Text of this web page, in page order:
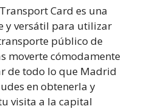
Card es una
y versátil para utilizar
público de
moverte cómodamente
de todo lo que Madrid
en obtenerla y
visita a la capital